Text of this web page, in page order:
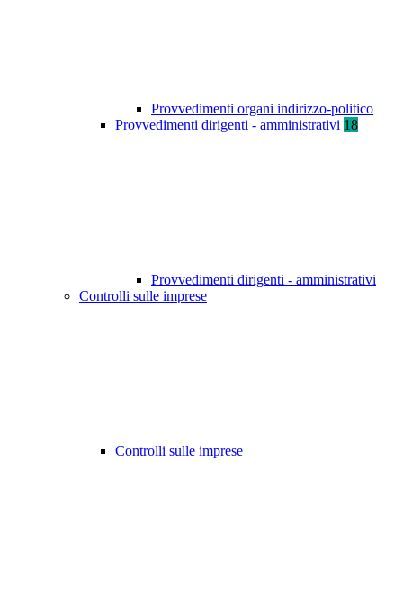
Provvedimenti organi indirizzo-politico
Provvedimenti dirigenti - amministrativi 18
Provvedimenti dirigenti - amministrativi
Controlli sulle imprese
Controlli sulle imprese